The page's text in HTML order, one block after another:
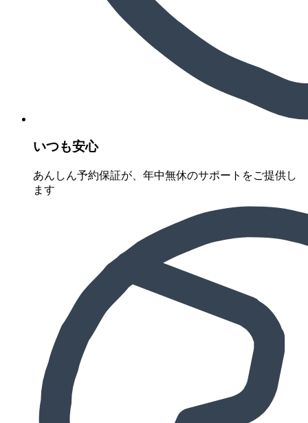
いつも安心
あんしん予約保証が、年中無休のサポートをご提供し
ます